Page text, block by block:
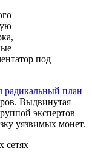
под
радикальный план
Выдвинутая
экспертов
уязвимых монет.
сетях